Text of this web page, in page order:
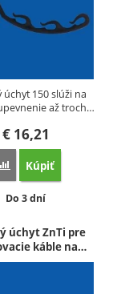
úchyt 150 slúži na
až troch…
€16,21
Porovnať
Kúpiť
Dostupnosť:
Do 3 dní
úchyt ZnTi pre
káble na…